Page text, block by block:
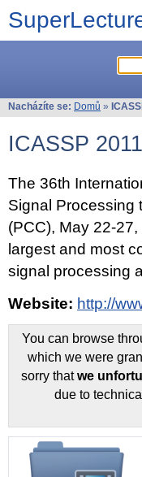
Nacházíte se: Domů »
ICASSP 2011
The 36th
Signal Processing
(PCC), May 22-
largest and most
signal processing
Website: http://
You can browse
which we were
sorry thatwe
due to